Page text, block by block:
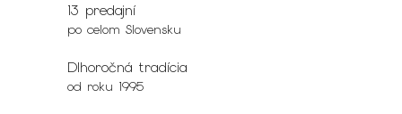
13 predajní
po celom Slovensku
Dlhoročná tradícia
od roku 1995